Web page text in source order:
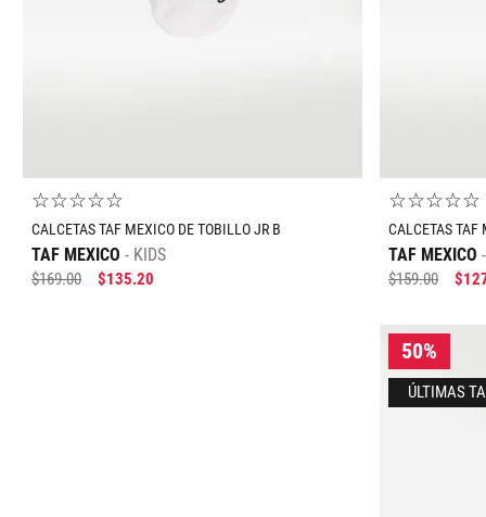
☆☆☆☆☆
CALCETAS TAF MEXICO DE TOBILLO JR B
TAF MEXICO KIDS
$169.00 $135.20
☆☆☆☆☆
CALCETAS TAF
TAF MEXICO
$159.00 $